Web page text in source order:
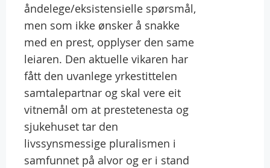
åndelege/eksistensielle spørsmål,
men som ikke ønsker å snakke
med en prest, opplyser den same
leiaren. Den aktuelle vikaren har
fått den uvanlege yrkestittelen
samtalepartnar og skal vere eit
vitnemål om at prestetenesta og
sjukehuset tar den
livssynsmessige pluralismen i
samfunnet på alvor og er i stand